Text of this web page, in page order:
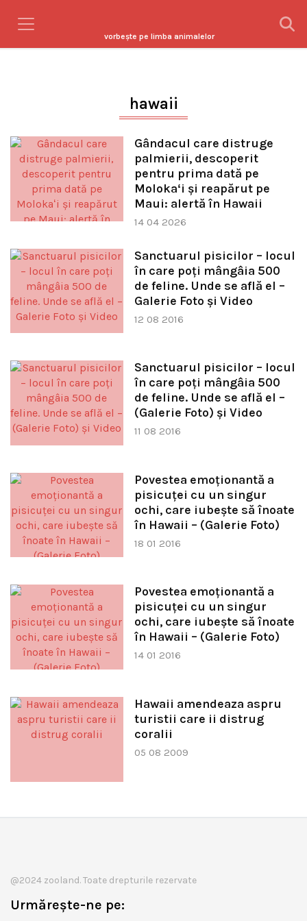
vorbeşte pe limba animalelor
hawaii
Gândacul care distruge
palmierii, descoperit
pentru prima dată pe
Molokaʻi și reapărut pe
Maui: alertă în Hawaii
14 04 2026
Sanctuarul pisicilor – locul
în care poți mângâia 500
de feline. Unde se află el –
Galerie Foto și Video
12 08 2016
Sanctuarul pisicilor – locul
în care poți mângâia 500
de feline. Unde se află el –
(Galerie Foto) și Video
11 08 2016
Povestea emoţionantă a
pisicuţei cu un singur
ochi, care iubeşte să înoate
în Hawaii – (Galerie Foto)
18 01 2016
Povestea emoţionantă a
pisicuţei cu un singur
ochi, care iubeşte să înoate
în Hawaii – (Galerie Foto)
14 01 2016
Hawaii amendeaza aspru
turistii care ii distrug
coralii
05 08 2009
@2024 zooland. Toate drepturile rezervate
Urmărește-ne pe: